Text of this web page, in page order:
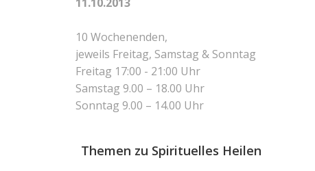
10 Wochenenden,
jeweils Freitag, Samstag & Sonntag
Freitag 17:00 - 21:00 Uhr
Samstag 9.00 – 18.00 Uhr
Sonntag 9.00 – 14.00 Uhr
Themen zu Spirituelles Heilen